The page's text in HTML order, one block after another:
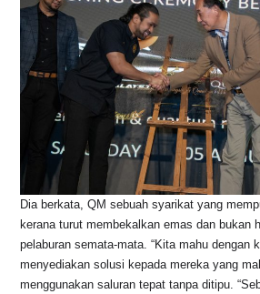
Dia berkata, QM sebuah syarikat yang
kerana turut membekalkan emas dan bukan
pelaburan semata-mata. “Kita mahu dengan
menyediakan solusi kepada mereka yang
menggunakan saluran tepat tanpa ditipu.